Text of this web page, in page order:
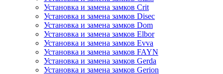
Установка и замена замков Crit
Установка и замена замков Disec
Установка и замена замков Dom
Установка и замена замков Elbor
Установка и замена замков Evva
Установка и замена замков FAYN
Установка и замена замков Gerda
Установка и замена замков Gerion